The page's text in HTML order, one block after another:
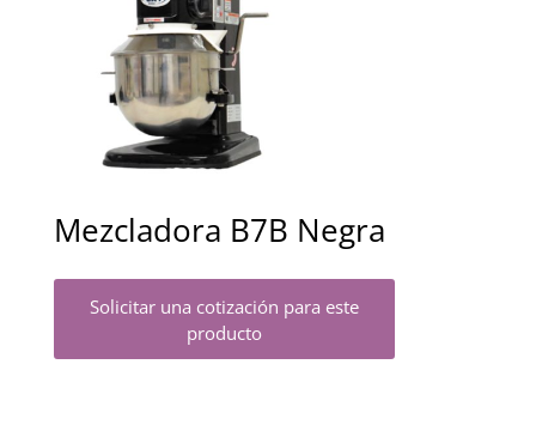
Mezcladora B7B Negra
Solicitar una cotización para este
producto